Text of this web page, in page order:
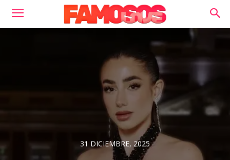
31 DICIEMBRE, 2025